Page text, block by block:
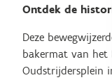
Ontdek de
Deze
bakermat van het
Oudstrijdersplein